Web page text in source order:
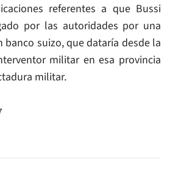
referentes a que Bussi
por las autoridades por una
banco suizo, que dataría desde la
militar en esa provincia
militar.